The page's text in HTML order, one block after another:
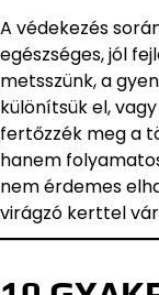
A védekezés
egészséges, jól
metsszünk, a
különítsük el,
fertőzzék meg a
hanem
nem érdemes
virágzó kerttel